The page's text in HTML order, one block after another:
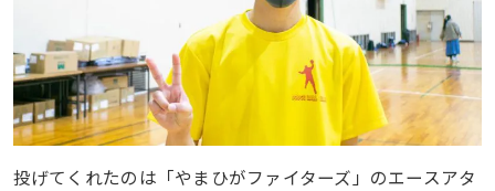
投げてくれたのは「やまひがファイターズ」のエースアタ